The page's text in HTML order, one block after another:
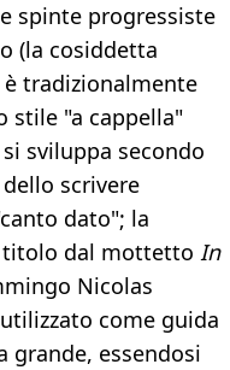
spinte progressiste
(la cosiddetta
è tradizionalmente
stile "a cappella"
sviluppa secondo
scrivere
dato"; la
titolo dal mottetto In
Nicolas
come guida
grande, essendosi